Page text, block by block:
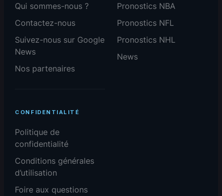
Qui sommes-nous ?
Contactez-nous
Suivez-nous sur Google
News
Nos partenaires
Pronostics NBA
Pronostics NFL
Pronostics NHL
News
CONFIDENTIALITÉ
Politique de
confidentialité
Conditions générales
d’utilisation
Foire aux questions